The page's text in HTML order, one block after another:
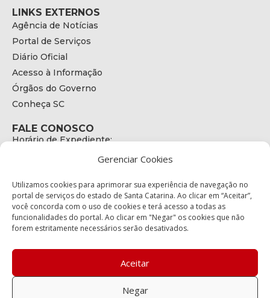
Gerenciar Cookies
Utilizamos cookies para aprimorar sua experiência de navegação no
portal de serviços do estado de Santa Catarina. Ao clicar em “Aceitar”,
você concorda com o uso de cookies e terá acesso a todas as
funcionalidades do portal. Ao clicar em "Negar" os cookies que não
forem estritamente necessários serão desativados.
Aceitar
Negar
LINKS EXTERNOS
Agência de Notícias
Portal de Serviços
Diário Oficial
Acesso à Informação
Órgãos do Governo
Conheça SC
FALE CONOSCO
Horário de Expediente:
E-mail:
secretariaexecutiva@cetran.sc.gov.br
ENDEREÇO
Endereço:
Bairro:
Coqueiros, Florianópolis SC
88.080-160